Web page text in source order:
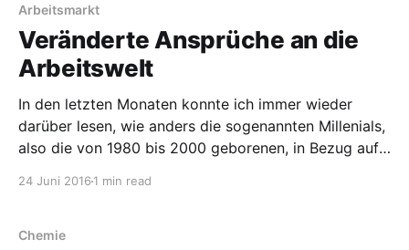
aufgefallen. Die Firma
Arbeitsmarkt
Veränderte Ansprüche an die
Arbeitswelt
In den letzten Monaten konnte ich immer wieder
darüber lesen, wie anders die sogenannten Millenials,
also die von 1980 bis 2000 geborenen, in Bezug auf
24 Juni 2016 1 min read
Chemie